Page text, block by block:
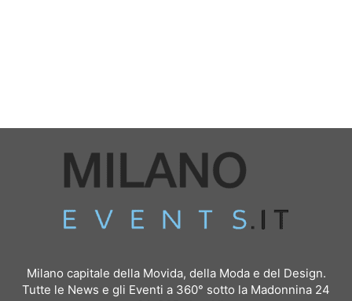
Milano capitale della Movida, della Moda e del Design.
Tutte le News e gli Eventi a 360° sotto la Madonnina 24